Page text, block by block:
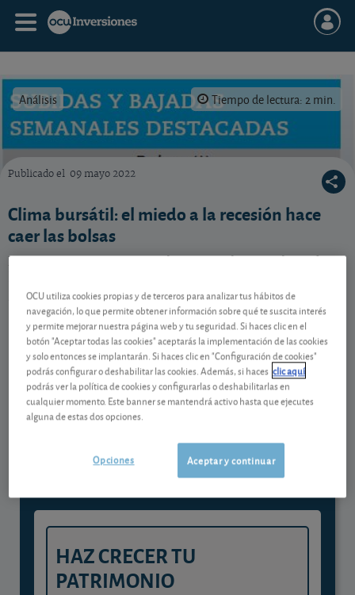
Análisis Tiempo de lectura: 2 min.
Publicado el 09 mayo 2022
Clima bursátil: el miedo a la recesión hace
caer las bolsas
Los inversores no tienen las cosas claras y el miedo a
para nuevas compras.
Contenido reservado a SOCIOS
Gestiona tu dinero con visión
experta
y consigue que cada euro trabaje
para ti
HAZ CRECER TU
PATRIMONIO
OCU utiliza cookies propias y de terceros para analizar tus hábitos de
navegación, lo que permite obtener información sobre qué te suscita interés
y permite mejorar nuestra página web y tu seguridad. Si haces clic en el
botón "Aceptar todas las cookies" aceptarás la implementación de las cookies
y solo entonces se implantarán. Si haces clic en "Configuración de cookies"
podrás configurar o deshabilitar las cookies. Además, si haces clic aquí
podrás ver la política de cookies y configurarlas o deshabilitarlas en
cualquier momento. Este banner se mantendrá activo hasta que ejecutes
alguna de estas dos opciones.
Aceptar y continuar
Opciones